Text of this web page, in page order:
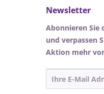
Newsletter
Abonnieren Sie
und verpassen
Aktion mehr